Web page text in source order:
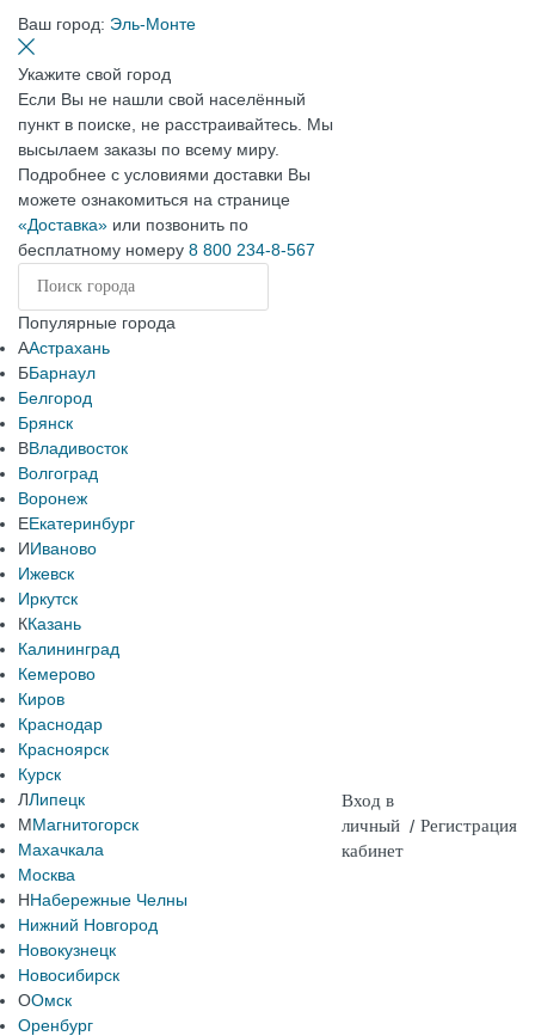
Ваш город: Эль-Монте
Укажите свой город
Если Вы не нашли свой населённый
пункт в поиске, не расстраивайтесь. Мы
высылаем заказы по всему миру.
Подробнее с условиями доставки Вы
можете ознакомиться на странице
«Доставка» или позвонить по
бесплатному номеру 8 800 234-8-567
Популярные города
ААстрахань
ББарнаул
Белгород
Брянск
ВВладивосток
Волгоград
Воронеж
ЕЕкатеринбург
ИИваново
Ижевск
Иркутск
ККазань
Калининград
Кемерово
Киров
Краснодар
Красноярск
Курск
ЛЛипецк
ММагнитогорск
Махачкала
Москва
ННабережные Челны
Нижний Новгород
Новокузнецк
Новосибирск
ООмск
Оренбург
Вход в
личный
кабинет
/ Регистрация